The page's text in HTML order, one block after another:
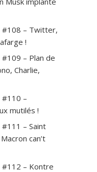
#108 – Twitter,
!
– Plan de
Charlie,
#110 –
mutilés !
– Saint
can’t
#112 – Kontre